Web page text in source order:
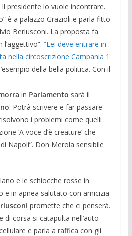
Il presidente lo vuole incontrare.
è a palazzo Grazioli e parla fitto
Berlusconi. La proposta fa
“Lei deve entrare in
nella circoscrizione Campania 1
della bella politica. Con il
in Parlamento sarà il
. Potrà scrivere e far passare
i problemi come quelli
‘A voce d’è creature’ che
Napoli”. Don Merola sensibile
e le schiocche rosse in
e in apnea salutato con amicizia
promette che ci penserà.
di corsa si catapulta nell’auto
e parla a raffica con gli